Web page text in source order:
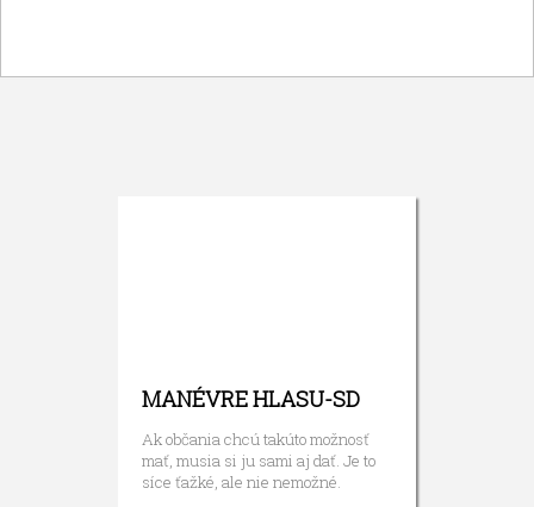
MANÉVRE HLASU-SD
Ak občania chcú takúto možnosť
mať, musia si ju sami aj dať. Je to
síce ťažké, ale nie nemožné.